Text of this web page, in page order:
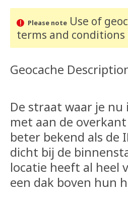
Please noteUse of
terms and conditions
Geocache
De straat waar je
met aan de
beter bekend als de
dicht bij de
locatie heeft al heel
een dak boven hun